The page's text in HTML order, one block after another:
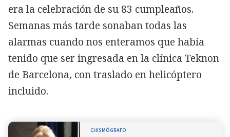
era la celebración de su 83 cumpleaños.
Semanas más tarde sonaban todas las
alarmas cuando nos enteramos que había
tenido que ser ingresada en la clínica Teknon
de Barcelona, con traslado en helicóptero
incluido.
CHISMÓGRAFO